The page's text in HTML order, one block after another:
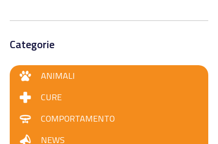
Categorie
ANIMALI
CURE
COMPORTAMENTO
NEWS